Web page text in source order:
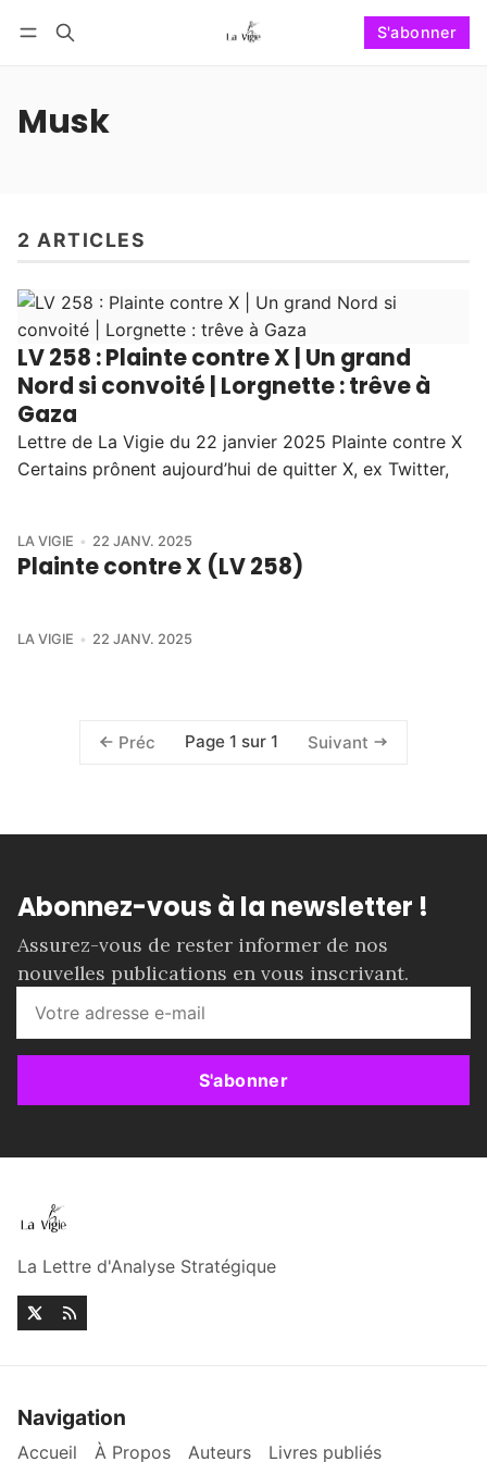
S'abonner
Musk
2 ARTICLES
LV 258 : Plainte contre X | Un grand
Nord si convoité | Lorgnette : trêve à
Gaza
Lettre de La Vigie du 22 janvier 2025 Plainte contre X
Certains prônent aujourd’hui de quitter X, ex Twitter,
LA VIGIE 22 JANV. 2025
Plainte contre X (LV 258)
LA VIGIE 22 JANV. 2025
Préc Page 1 sur 1 Suivant
Abonnez-vous à la newsletter !
Assurez-vous de rester informer de nos
nouvelles publications en vous inscrivant.
S'abonner
La Lettre d'Analyse Stratégique
Navigation
Accueil À Propos Auteurs Livres publiés